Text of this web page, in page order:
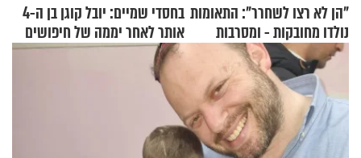
"הן לא רצו לשחרר": התאומות
נולדו מחובקות - ומסרבות
להיפרד
בחסדי שמיים: יובל קוגן בן ה-4
אותר לאחר יממה של חיפושים